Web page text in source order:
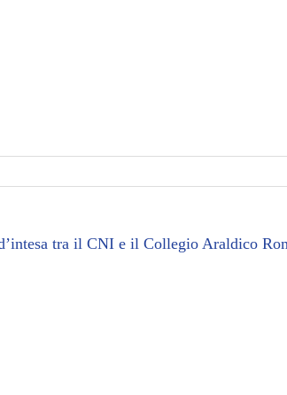
tra il CNI e il Collegio Araldico